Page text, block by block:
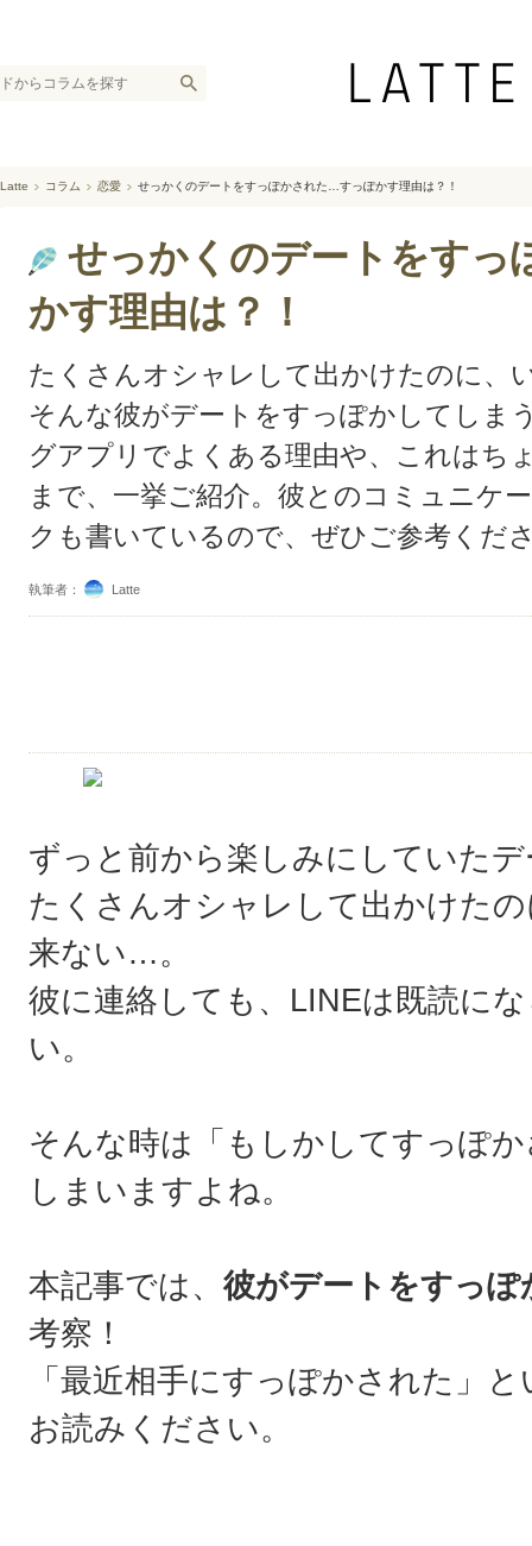
Latte コラム 恋愛 せっかくのデートをすっぽかされた…すっぽかす理由は？！
せっかくのデートをす
かす理由は？！
たくさんオシャレして出かけたのに、
そんな彼がデートをすっぽかしてしま
グアプリでよくある理由や、これはち
まで、一挙ご紹介。彼とのコミュニケ
クも書いているので、ぜひご参考くだ
執筆者： Latte
ずっと前から楽しみにしていた
たくさんオシャレして出かけた
来ない…。
彼に連絡しても、LINEは既読に
い。
そんな時は「もしかしてすっぽ
しまいますよね。
本記事では、 彼がデートをすっ
考察！
「最近相手にすっぽかされた」
お読みください。